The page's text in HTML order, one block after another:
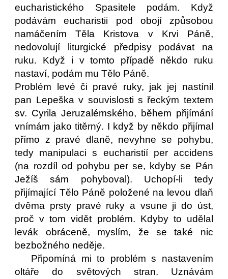
eucharistického Spasitele podám. Když
podávám eucharistii pod obojí způsobou
namáčením Těla Kristova v Krvi Páně,
nedovolují liturgické předpisy podávat na
ruku. Když i v tomto případě někdo ruku
nastaví, podám mu Tělo Páně.
Problém levé či pravé ruky, jak jej nastínil
pan Lepeška v souvislosti s řeckým textem
sv. Cyrila Jeruzalémského, během přijímání
vnímám jako titěrný. I když by někdo přijímal
přímo z pravé dlaně, nevyhne se pohybu,
tedy manipulaci s eucharistií per accidens
(na rozdíl od pohybu per se, kdyby se Pán
Ježíš sám pohyboval). Uchopí-li tedy
přijímající Tělo Páně položené na levou dlaň
dvěma prsty pravé ruky a vsune ji do úst,
proč v tom vidět problém. Kdyby to udělal
levák obráceně, myslím, že se také nic
bezbožného neděje.
Připomíná mi to problém s nastavením
oltáře do světových stran. Uznávám